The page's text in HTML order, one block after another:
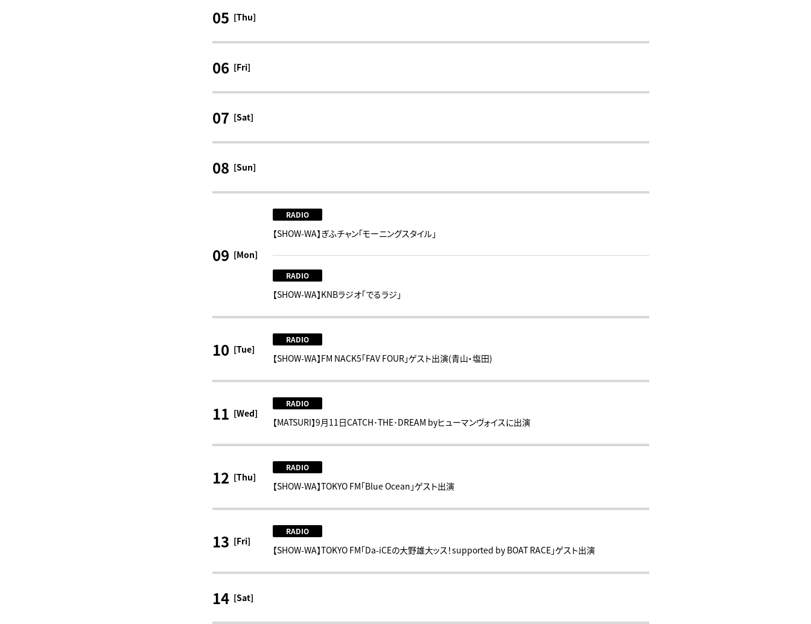
05 [Thu]
06 [Fri]
07 [Sat]
08 [Sun]
09 [Mon]
RADIO
【SHOW-WA】ぎふチャン「モーニングスタイル」
RADIO
【SHOW-WA】KNBラジオ「でるラジ」
10 [Tue]
RADIO
【SHOW-WA】FM NACK5｢FAV FOUR｣ゲスト出演(青山・塩田)
11 [Wed]
RADIO
【MATSURI】9月11日CATCH･THE･DREAM byヒューマンヴォイスに出演
12 [Thu]
RADIO
【SHOW-WA】TOKYO FM「Blue Ocean」ゲスト出演
13 [Fri]
RADIO
【SHOW-WA】TOKYO FM「Da-iCEの大野雄大ッス！supported by BOAT RACE」ゲスト出演
14 [Sat]